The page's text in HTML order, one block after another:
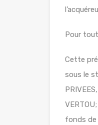
Pour
Cette
sous le
fonds de